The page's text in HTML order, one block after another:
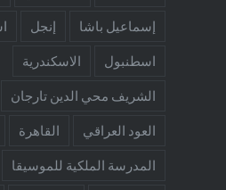
إسماعيل باشا إنجل
اسطنبول الاسكندرية
الشريف محي الدين تارجان
العود العراقي القاهرة
المدرسة الملكية للموسيقا